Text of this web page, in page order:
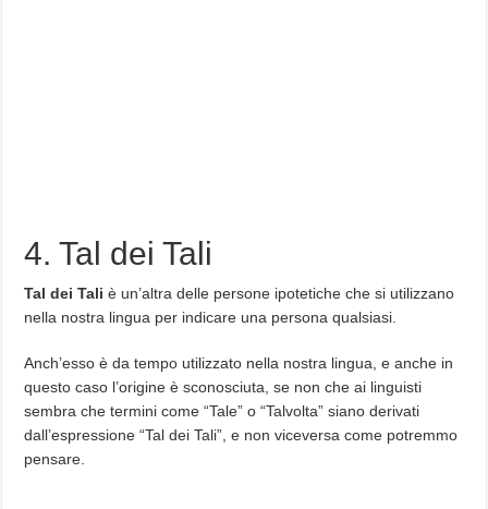
4. Tal dei Tali
Tal dei Taliè un’altra delle persone ipotetiche che si utilizzano
nella nostra lingua per indicare una persona qualsiasi.
Anch’esso è da tempo utilizzato nella nostra lingua, e anche in
questo caso l’origine è sconosciuta, se non che ai linguisti
sembra che termini come “Tale” o “Talvolta” siano derivati
dall’espressione “Tal dei Tali”, e non viceversa come potremmo
pensare.